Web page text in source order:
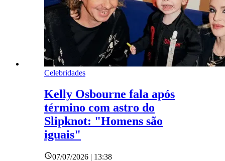
Celebridades
Kelly Osbourne fala após
término com astro do
Slipknot: "Homens são
iguais"
07/07/2026 | 13:38